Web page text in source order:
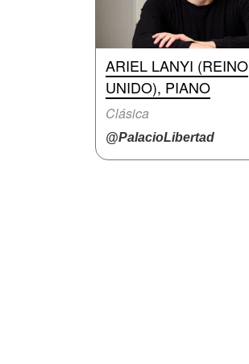
ARIEL LANYI (REINO
UNIDO), PIANO
Clásica
@PalacioLibertad